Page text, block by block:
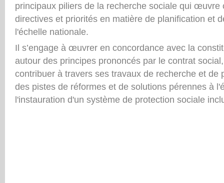
principaux piliers de la recherche sociale qui œuvre
directives et priorités en matière de planification et
l'échelle nationale.
Il s’engage à œuvrer en concordance avec la
autour des principes prononcés par le contrat
contribuer à travers ses travaux de recherche et de
des pistes de réformes et de solutions pérennes à
l'instauration d'un système de protection sociale